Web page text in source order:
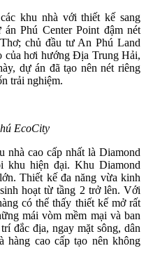
khu nhà với thiết kế sang
Phú Center Point đậm nét
chủ đầu tư An Phú Land
của hơi hướng Địa Trung Hải,
dự án đã tạo nên nét riêng
trải nghiệm.
EcoCity
nhà cao cấp nhất là Diamond
khu hiện đại. Khu Diamond
Thiết kế đa năng vừa kinh
hoạt từ tầng 2 trở lên. Với
có thể thấy thiết kế mở rất
mái vòm mềm mại và ban
đắc địa, ngay mặt sông, dân
hàng cao cấp tạo nên không